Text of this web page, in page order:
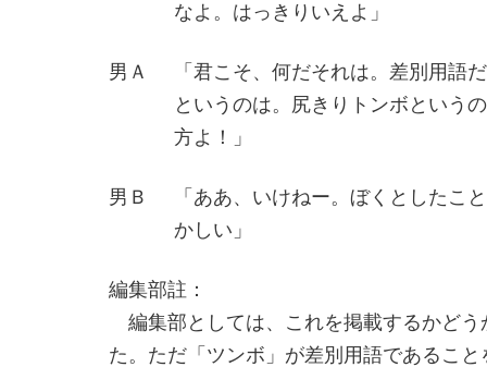
なよ。はっきりいえよ」
男Ａ
「君こそ、何だそれは。差別用語
というのは。尻きりトンボという
方よ！」
男Ｂ
「ああ、いけねー。ぼくとしたこ
かしい」
編集部註：
編集部としては、これを掲載するかどう
た。ただ「ツンボ」が差別用語であるこ